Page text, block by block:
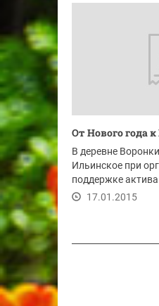
От Нового года
В деревне
Ильинское при
поддержке
общественного...
17.01.2015